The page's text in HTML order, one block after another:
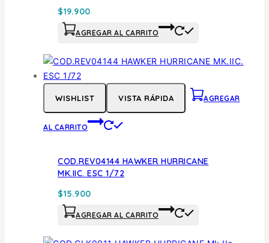
$19.900
AGREGAR AL CARRITO
WISHLIST VISTA RÁPIDA AGREGAR
AL CARRITO
COD.REV04144 HAWKER HURRICANE
MK.IIC. ESC 1/72
$15.900
AGREGAR AL CARRITO